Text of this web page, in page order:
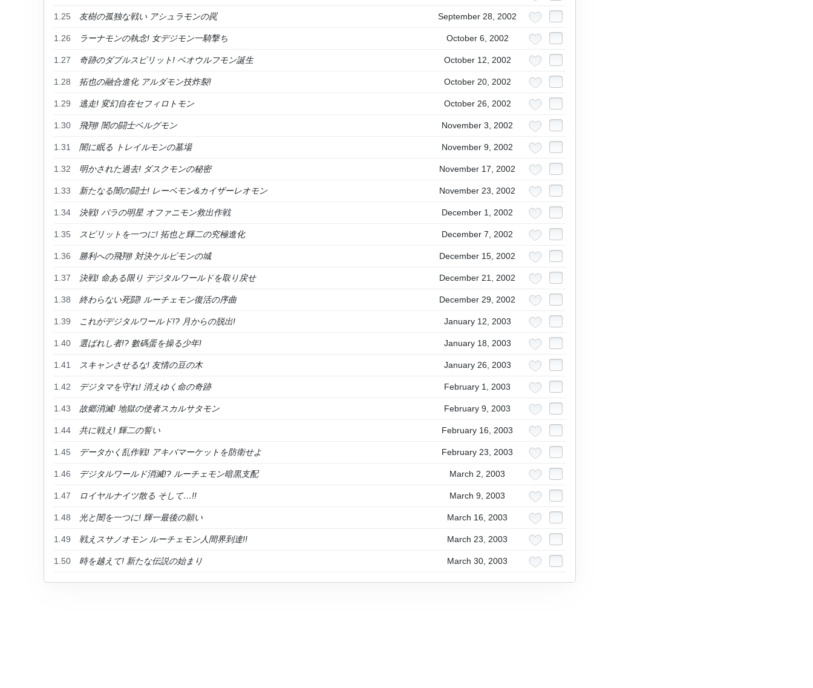
1.25 友樹の孤独な戦い アシュラモンの罠 September 28, 2002
1.26 ラーナモンの執念! 女デジモン一騎撃ち October 6, 2002
1.27 奇跡のダブルスピリット! ベオウルフモン誕生 October 12, 2002
1.28 拓也の融合進化 アルダモン技炸裂! October 20, 2002
1.29 逃走! 変幻自在セフィロトモン October 26, 2002
1.30 飛翔! 闇の闘士ベルグモン November 3, 2002
1.31 闇に眠る トレイルモンの墓場 November 9, 2002
1.32 明かされた過去! ダスクモンの秘密 November 17, 2002
1.33 新たなる闇の闘士! レーベモン&カイザーレオモン November 23, 2002
1.34 決戦! バラの明星 オファニモン救出作戦 December 1, 2002
1.35 スピリットを一つに! 拓也と輝二の究極進化 December 7, 2002
1.36 勝利への飛翔! 対決ケルビモンの城 December 15, 2002
1.37 決戦! 命ある限り デジタルワールドを取り戻せ December 21, 2002
1.38 終わらない死闘! ルーチェモン復活の序曲 December 29, 2002
1.39 これがデジタルワールド!? 月からの脱出! January 12, 2003
1.40 選ばれし者!? 數碼蛋を操る少年! January 18, 2003
1.41 スキャンさせるな! 友情の豆の木 January 26, 2003
1.42 デジタマを守れ! 消えゆく命の奇跡 February 1, 2003
1.43 故郷消滅! 地獄の使者スカルサタモン February 9, 2003
1.44 共に戦え! 輝二の誓い February 16, 2003
1.45 データかく乱作戦! アキバマーケットを防衛せよ February 23, 2003
1.46 デジタルワールド消滅!? ルーチェモン暗黒支配 March 2, 2003
1.47 ロイヤルナイツ散る そして…!! March 9, 2003
1.48 光と闇を一つに! 輝一最後の願い March 16, 2003
1.49 戦えスサノオモン ルーチェモン人間界到達!! March 23, 2003
1.50 時を越えて! 新たな伝説の始まり March 30, 2003